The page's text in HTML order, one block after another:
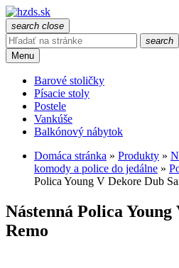
search close
search
Menu
Barové stoličky
Písacie stoly
Postele
Vankúše
Balkónový nábytok
Domáca stránka » Produkty »
komody a police do jedálne »
Polica Young V Dekore Dub
Nástenná Polica
Remo